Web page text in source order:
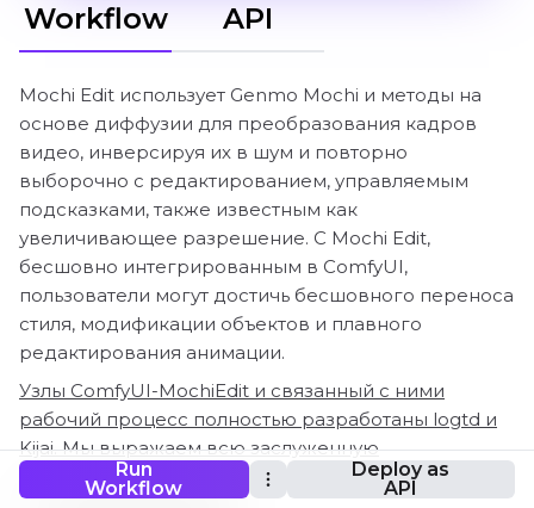
Run
Workflow
Deploy as
API
Workflow API
Mochi Edit использует Genmo Mochi и методы на
основе диффузии для преобразования кадров
видео, инверсируя их в шум и повторно
выборочно с редактированием, управляемым
подсказками, также известным как
увеличивающее разрешение. С Mochi Edit,
бесшовно интегрированным в ComfyUI,
пользователи могут достичь бесшовного переноса
стиля, модификации объектов и плавного
редактирования анимации.
Узлы ComfyUI-MochiEdit и связанный с ними
рабочий процесс полностью разработаны logtd и
Kijai. Мы выражаем всю заслуженную
благодарность logtd и Kijai за эту инновационную